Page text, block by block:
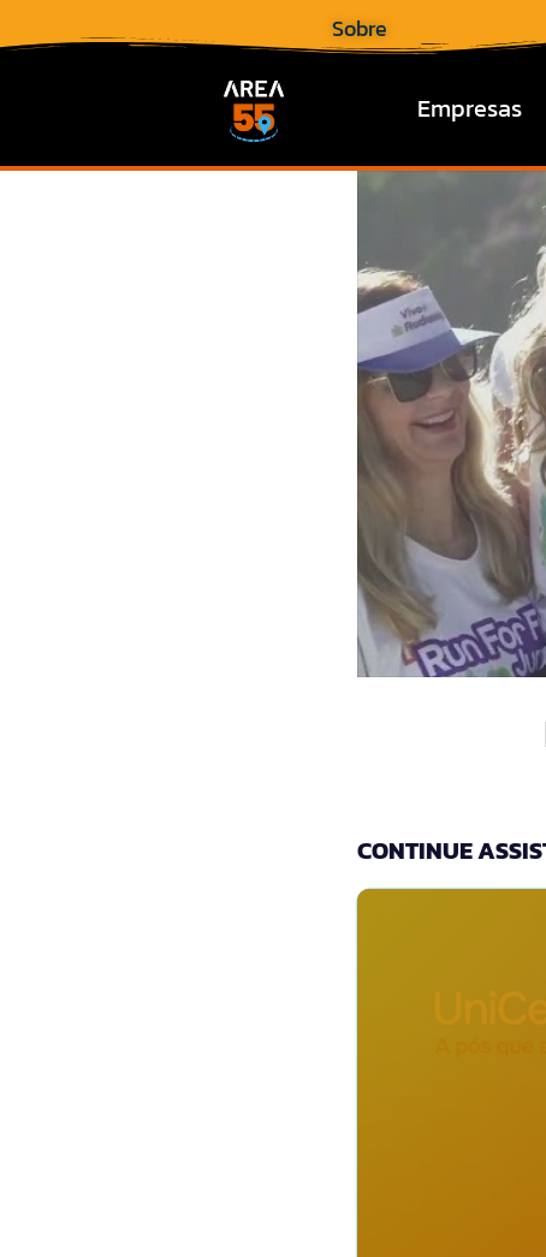
Sobre
Empresas
CONTINUE